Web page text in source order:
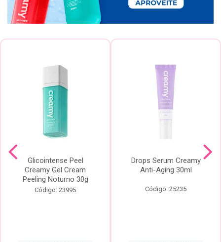
Glicointense Peel
Creamy Gel Cream
Peeling Noturno 30g
Código: 23995
Drops Serum Creamy
Anti-Aging 30ml
Código: 25235